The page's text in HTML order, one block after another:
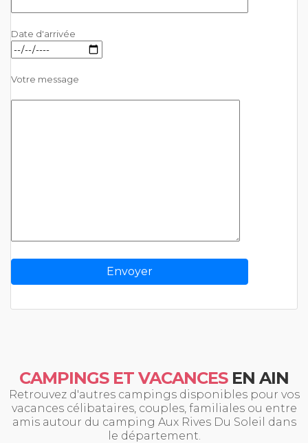
Date d'arrivée
Votre message
CAMPINGS ET VACANCESEN AIN
Retrouvez d'autres campings disponibles pour vos
vacances célibataires, couples, familiales ou entre
amis autour du camping Aux Rives Du Soleil dans
le département.